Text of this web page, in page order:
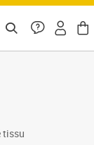
tissu